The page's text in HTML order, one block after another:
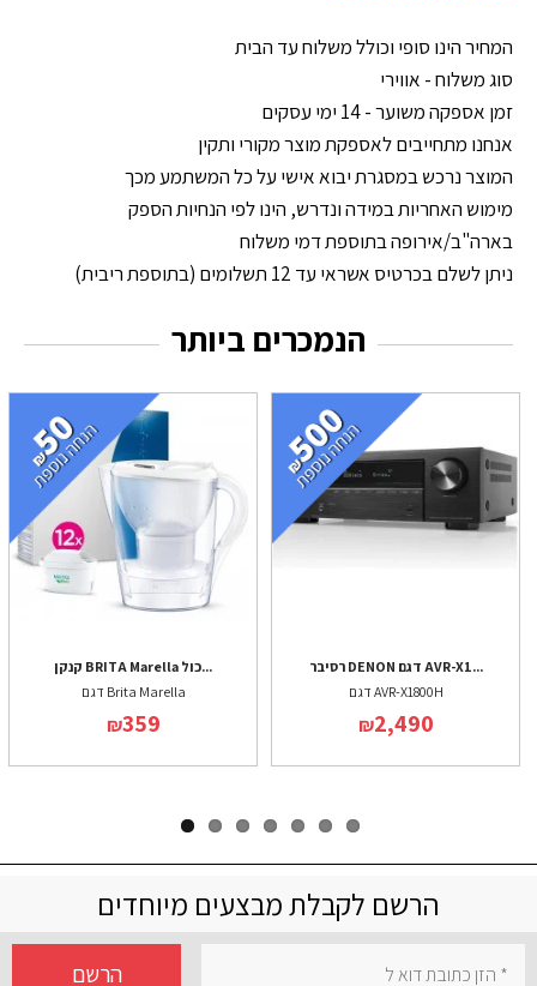
המחיר הינו סופי וכולל משלוח עד הבית
סוג משלוח - אווירי
זמן אספקה משוער - 14 ימי עסקים
אנחנו מתחייבים לאספקת מוצר מקורי ותקין
המוצר נרכש במסגרת יבוא אישי על כל המשתמע מכך
מימוש האחריות במידה ונדרש, הינו לפי הנחיות הספק
בארה"ב/אירופה בתוספת דמי משלוח
ניתן לשלם בכרטיס אשראי עד 12 תשלומים (בתוספת ריבית)
הנמכרים ביותר
קנקן BRITA Marella כול...
דגם Brita Marella
₪359
רסיבר DENON דגם AVR-X1...
דגם AVR-X1800H
₪2,490
הרשם לקבלת מבצעים מיוחדים
הרשם